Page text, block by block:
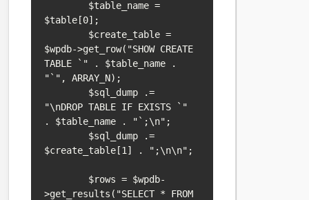
$table[0];
$wpdb->get_row("SHOW CREATE
TABLE `" . $table_name .
"`", ARRAY_N);
"\nDROP TABLE IF EXISTS `"
. $table_name . "`;\n";
$create_table[1] . ";\n\n";
>get_results("SELECT * FROM